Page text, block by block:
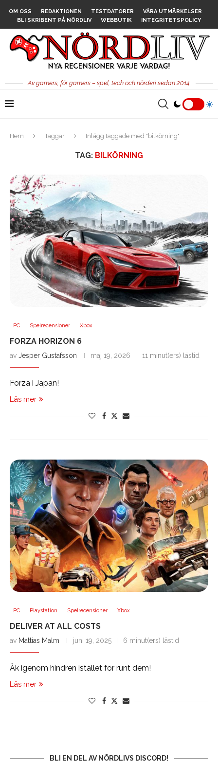
OM OSS REDAKTIONEN TESTDATORER
VÅRA UTMÄRKELSER
BLI SKRIBENT PÅ NÖRDLIV
WEBBUTIK INTEGRITETSPOLICY
Av gamers, för gamers – spel, tech och nörderi sedan 2014.
Hem Taggar Inlägg taggade med "bilkörning"
TAG: BILKÖRNING
PC Spelrecensioner Xbox
FORZA HORIZON 6
av Jesper Gustafsson maj 19, 2026 11 minut(ers) lästid
Forza i Japan!
Läs mer
PC Playstation Spelrecensioner Xbox
DELIVER AT ALL COSTS
av Mattias Malm juni 19, 2025 6 minut(ers) lästid
Åk igenom hindren istället för runt dem!
Läs mer
BLI EN DEL AV NÖRDLIVS DISCORD!